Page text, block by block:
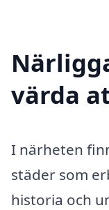
värda
I närheten
städer som
historia och